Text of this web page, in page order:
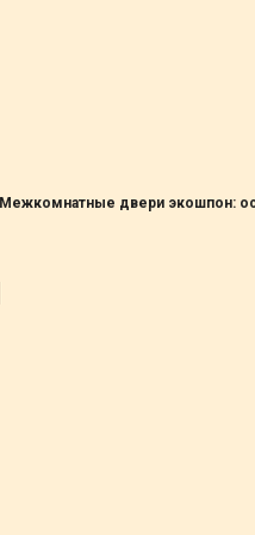
Межкомнатные двери экошпон: